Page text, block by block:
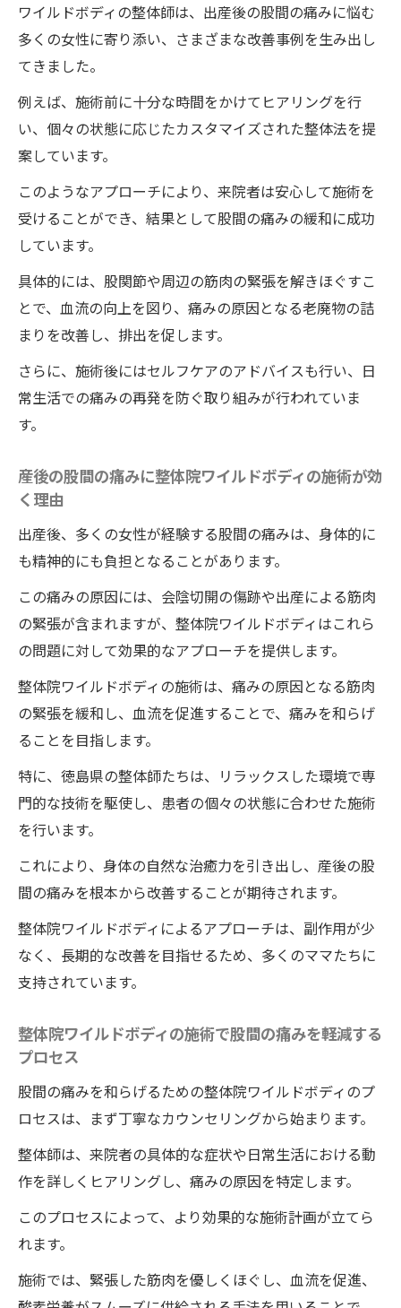
ワイルドボディの整体師は、出産後の股間の痛みに悩む
多くの女性に寄り添い、さまざまな改善事例を生み出し
てきました。
例えば、施術前に十分な時間をかけてヒアリングを行
い、個々の状態に応じたカスタマイズされた整体法を提
案しています。
このようなアプローチにより、来院者は安心して施術を
受けることができ、結果として股間の痛みの緩和に成功
しています。
具体的には、股関節や周辺の筋肉の緊張を解きほぐすこ
とで、血流の向上を図り、痛みの原因となる老廃物の詰
まりを改善し、排出を促します。
さらに、施術後にはセルフケアのアドバイスも行い、日
常生活での痛みの再発を防ぐ取り組みが行われていま
す。
産後の股間の痛みに整体院ワイルドボディの施術が効
く理由
出産後、多くの女性が経験する股間の痛みは、身体的に
も精神的にも負担となることがあります。
この痛みの原因には、会陰切開の傷跡や出産による筋肉
の緊張が含まれますが、整体院ワイルドボディはこれら
の問題に対して効果的なアプローチを提供します。
整体院ワイルドボディの施術は、痛みの原因となる筋肉
の緊張を緩和し、血流を促進することで、痛みを和らげ
ることを目指します。
特に、徳島県の整体師たちは、リラックスした環境で専
門的な技術を駆使し、患者の個々の状態に合わせた施術
を行います。
これにより、身体の自然な治癒力を引き出し、産後の股
間の痛みを根本から改善することが期待されます。
整体院ワイルドボディによるアプローチは、副作用が少
なく、長期的な改善を目指せるため、多くのママたちに
支持されています。
整体院ワイルドボディの施術で股間の痛みを軽減する
プロセス
股間の痛みを和らげるための整体院ワイルドボディのプ
ロセスは、まず丁寧なカウンセリングから始まります。
整体師は、来院者の具体的な症状や日常生活における動
作を詳しくヒアリングし、痛みの原因を特定します。
このプロセスによって、より効果的な施術計画が立てら
れます。
施術では、緊張した筋肉を優しくほぐし、血流を促進、